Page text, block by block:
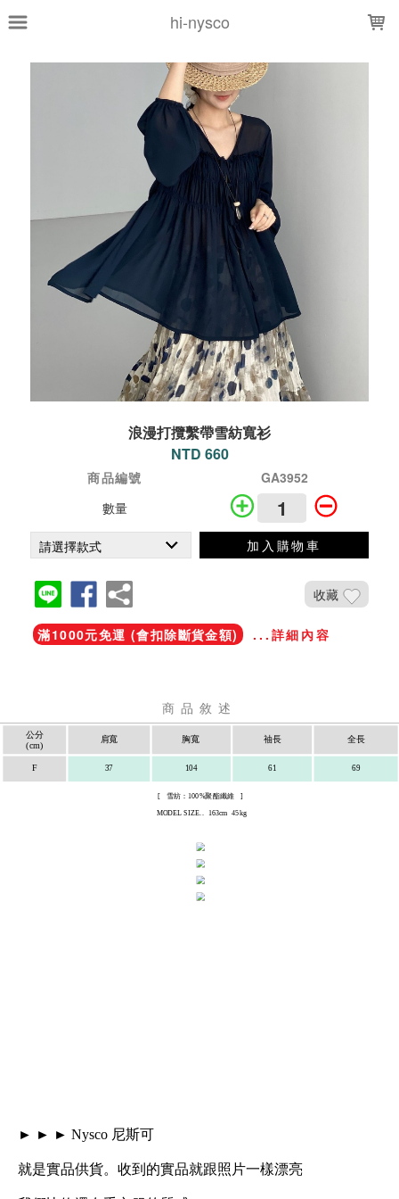
hi-nysco
浪漫打攬繫帶雪紡寬衫
NTD 660
商品編號
GA3952
數量
加入購物車
收藏
滿1000元免運 (會扣除斷貨金額) ...詳細內容
商品敘述